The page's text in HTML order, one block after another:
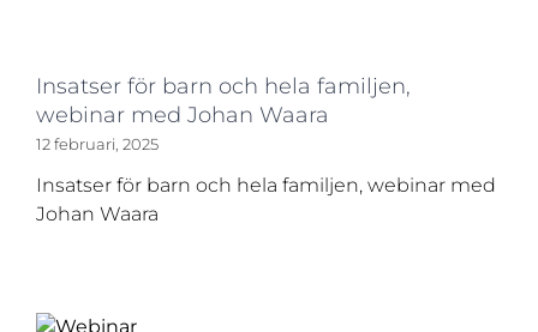
Insatser för barn och hela familjen,
webinar med Johan Waara
12 februari, 2025
Insatser för barn och hela familjen, webinar med
Johan Waara